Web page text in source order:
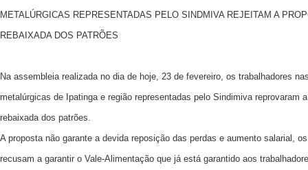
METALÚRGICAS REPRESENTADAS PELO SINDMIVA REJEITAM A
REBAIXADA DOS PATRÕES
Na assembleia realizada no dia de hoje, 23 de fevereiro, os trabalhadores
metalúrgicas de Ipatinga e região representadas pelo Sindimiva reprovaram
rebaixada dos patrões.
A proposta não garante a devida reposição das perdas e aumento salarial,
recusam a garantir o Vale-Alimentação que já está garantido aos